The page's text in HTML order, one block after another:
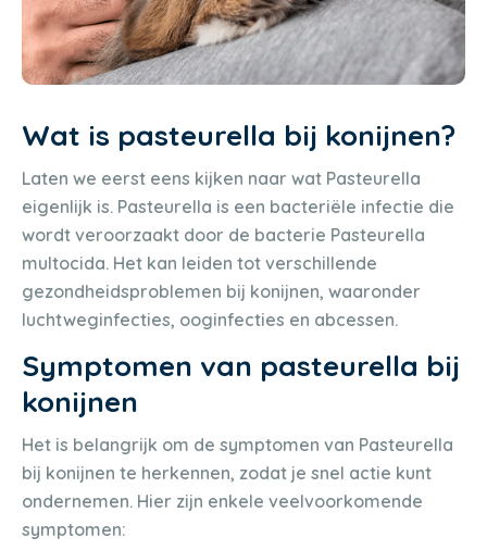
Wat is pasteurella bij konijnen?
Laten we eerst eens kijken naar wat Pasteurella
eigenlijk is. Pasteurella is een bacteriële infectie die
wordt veroorzaakt door de bacterie Pasteurella
multocida. Het kan leiden tot verschillende
gezondheidsproblemen bij konijnen, waaronder
luchtweginfecties, ooginfecties en abcessen.
Symptomen van pasteurella bij
konijnen
Het is belangrijk om de symptomen van Pasteurella
bij konijnen te herkennen, zodat je snel actie kunt
ondernemen. Hier zijn enkele veelvoorkomende
symptomen: